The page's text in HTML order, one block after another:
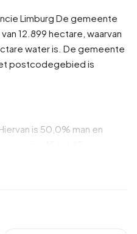
Limburg De gemeente
12.899 hectare, waarvan
water is. De gemeente
postcodegebied is
is 50,0% man en
zijn 24,4% voor '25 tot 45
komen uit Nederland,